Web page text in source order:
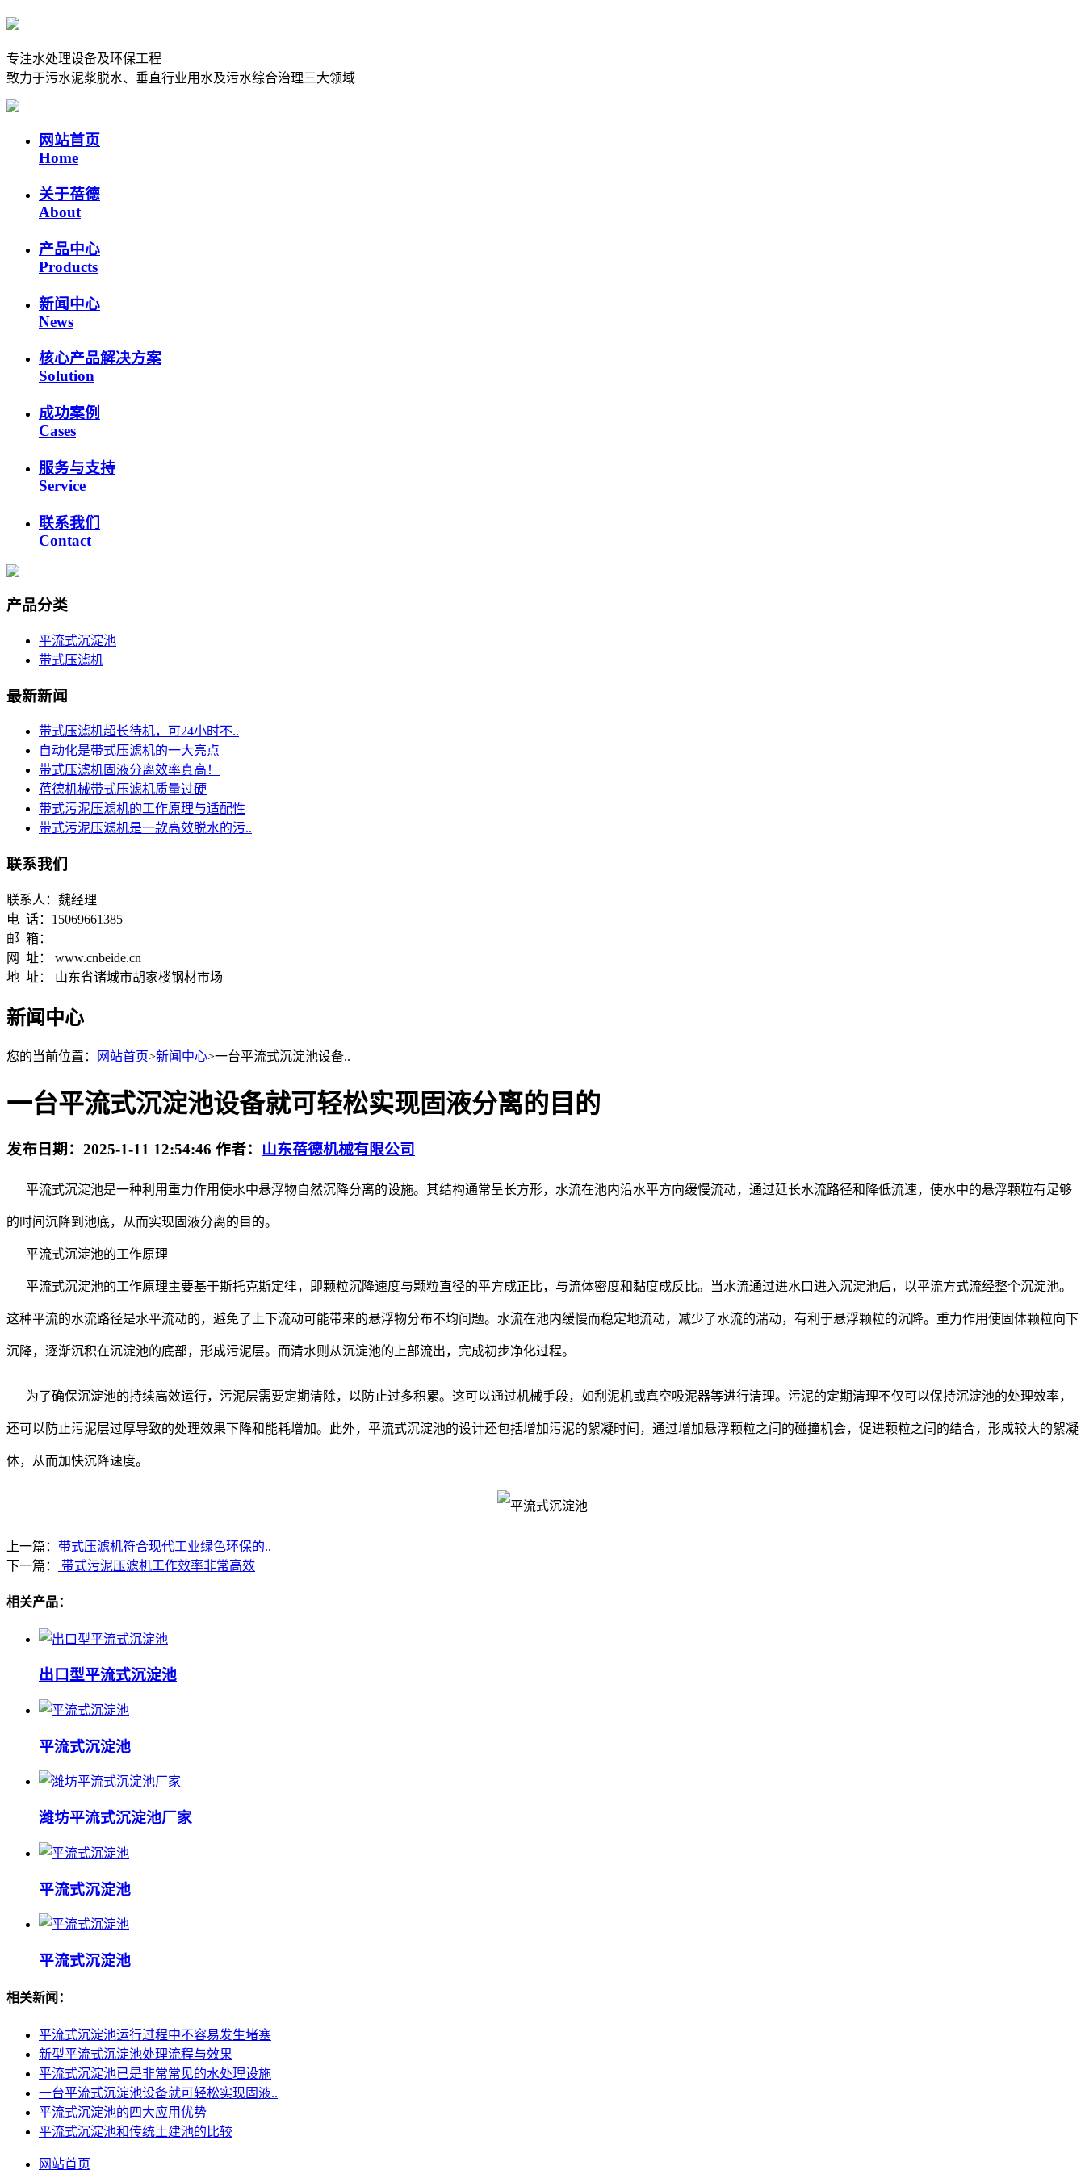
专注水处理设备及环保工程
致力于污水泥浆脱水、垂直行业用水及污水综合治理三大领域
网站首页
Home
关于蓓德
About
产品中心
Products
新闻中心
News
核心产品解决方案
Solution
成功案例
Cases
服务与支持
Service
联系我们
Contact
产品分类
平流式沉淀池
带式压滤机
最新新闻
带式压滤机超长待机，可24小时不..
自动化是带式压滤机的一大亮点
带式压滤机固液分离效率真高！
蓓德机械带式压滤机质量过硬
带式污泥压滤机的工作原理与适配性
带式污泥压滤机是一款高效脱水的污..
联系我们
联系人：魏经理
电 话：15069661385
邮 箱：
网 址： www.cnbeide.cn
地 址： 山东省诸城市胡家楼钢材市场
新闻中心
您的当前位置： 网站首页>新闻中心>一台平流式沉淀池设备..
一台平流式沉淀池设备就可轻松实现固液分离的目的
发布日期： 2025-1-11 12:54:46 作者： 山东蓓德机械有限公司
平流式沉淀池是一种利用重力作用使水中悬浮物自然沉降分离的设施。其结构通常呈长方形，水流在池内沿水平方向缓慢流动，通过延长水流路径和降低流速，使水中的悬浮颗粒有足够
的时间沉降到池底，从而实现固液分离的目的。
平流式沉淀池的工作原理
平流式沉淀池的工作原理主要基于斯托克斯定律，即颗粒沉降速度与颗粒直径的平方成正比，与流体密度和黏度成反比。当水流通过进水口进入沉淀池后，以平流方式流经整个沉淀池。
这种平流的水流路径是水平流动的，避免了上下流动可能带来的悬浮物分布不均问题。水流在池内缓慢而稳定地流动，减少了水流的湍动，有利于悬浮颗粒的沉降。重力作用使固体颗粒向下
沉降，逐渐沉积在沉淀池的底部，形成污泥层。而清水则从沉淀池的上部流出，完成初步净化过程。
为了确保沉淀池的持续高效运行，污泥层需要定期清除，以防止过多积累。这可以通过机械手段，如刮泥机或真空吸泥器等进行清理。污泥的定期清理不仅可以保持沉淀池的处理效率，
还可以防止污泥层过厚导致的处理效果下降和能耗增加。此外，平流式沉淀池的设计还包括增加污泥的絮凝时间，通过增加悬浮颗粒之间的碰撞机会，促进颗粒之间的结合，形成较大的絮凝
体，从而加快沉降速度。
上一篇： 带式压滤机符合现代工业绿色环保的..
下一篇：
带式污泥压滤机工作效率非常高效
相关产品：
出口型平流式沉淀池
平流式沉淀池
潍坊平流式沉淀池厂家
平流式沉淀池
平流式沉淀池
相关新闻：
平流式沉淀池运行过程中不容易发生堵塞
新型平流式沉淀池处理流程与效果
平流式沉淀池已是非常常见的水处理设施
一台平流式沉淀池设备就可轻松实现固液..
平流式沉淀池的四大应用优势
平流式沉淀池和传统土建池的比较
网站首页